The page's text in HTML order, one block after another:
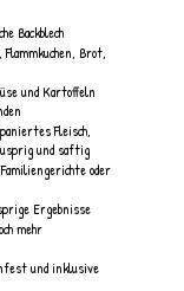
Backblech
Brot,
und Kartoffeln
Fleisch,
und saftig
oder
Ergebnisse
mehr
und inklusive